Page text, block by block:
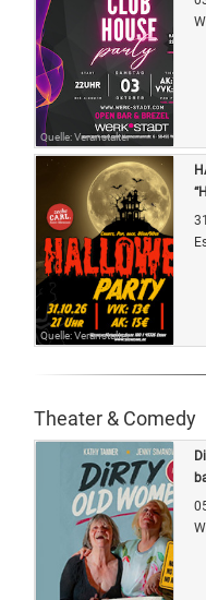
Quelle: Veranstalter
Quelle: Veranstalter
Theater & Comedy